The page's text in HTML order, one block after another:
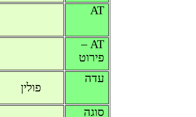
AT
AT –
פירוט
פולין
עדה
סוגה